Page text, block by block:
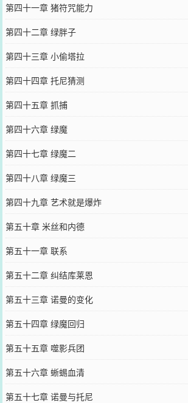
第四十一章 猪符咒能力
第四十二章 绿胖子
第四十三章 小偷塔拉
第四十四章 托尼猜测
第四十五章 抓捕
第四十六章 绿魔
第四十七章 绿魔二
第四十八章 绿魔三
第四十九章 艺术就是爆炸
第五十章 米丝和内德
第五十一章 联系
第五十二章 纠结库莱恩
第五十三章 诺曼的变化
第五十四章 绿魔回归
第五十五章 噬影兵团
第五十六章 蜥蜴血清
第五十七章 诺曼与托尼